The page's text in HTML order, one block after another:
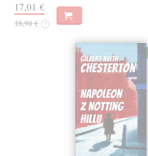
17,01 €
18,90 € ?